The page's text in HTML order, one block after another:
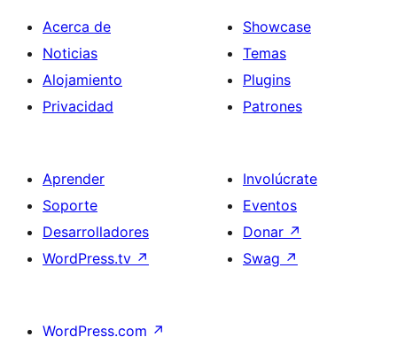
Acerca de
Noticias
Alojamiento
Privacidad
Showcase
Temas
Plugins
Patrones
Aprender
Soporte
Desarrolladores
WordPress.tv ↗
Involúcrate
Eventos
Donar ↗
Swag ↗
WordPress.com ↗